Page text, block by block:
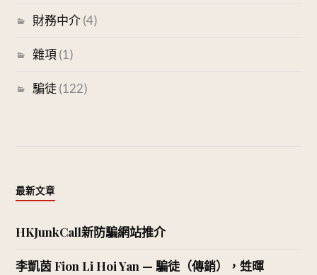
財務中介(4)
雜項(1)
騙徒(122)
最新文章
HKJunkCall新防騙網站推介
李凱茵 Fion Li Hoi Yan — 騙徒（傳銷），甡暉